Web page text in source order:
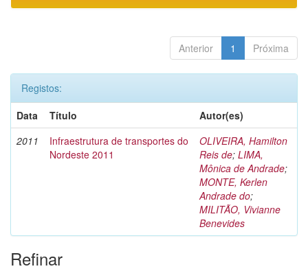
Anterior 1 Próxima
Registos:
Data
Título
Autor(es)
2011
Infraestrutura de transportes do
Nordeste 2011
OLIVEIRA, Hamilton
Reis de; LIMA,
Mônica de Andrade;
MONTE, Kerlen
Andrade do;
MILITÃO, Vivianne
Benevides
Refinar